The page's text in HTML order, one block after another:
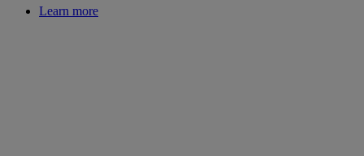
Learn more